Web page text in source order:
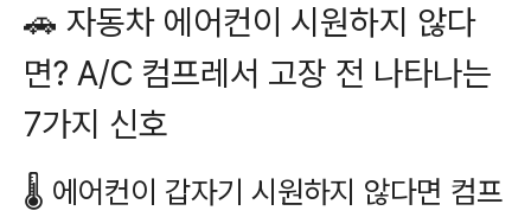
🚗 자동차 에어컨이 시원하지 않다
면? A/C 컴프레서 고장 전 나타나는
7가지 신호
🌡️ 에어컨이 갑자기 시원하지 않다면 컴프